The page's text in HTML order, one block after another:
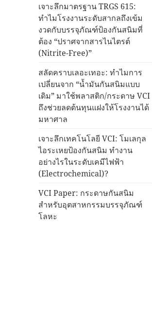
เจาะลึกมาตรฐาน TRGS 615:
ทำไมโรงงานระดับสากลถึงเข้ม
งวดกับบรรจุภัณฑ์ป้องกันสนิมที่
ต้อง “ปราศจากสารไนไตรต์
(Nitrite-Free)”
สลัดคราบเลอะเทอะ: ทำไมการ
เปลี่ยนจาก “น้ำมันกันสนิมแบบ
เดิม” มาใช้พลาสติก/กระดาษ VCI
ถึงช่วยลดต้นทุนแฝงให้โรงงานได้
มหาศาล
เจาะลึกเทคโนโลยี VCI: โมเลกุล
ไอระเหยป้องกันสนิม ทำงาน
อย่างไรในระดับเคมีไฟฟ้า
(Electrochemical)?
VCI Paper: กระดาษกันสนิม
สำหรับอุตสาหกรรมบรรจุภัณฑ์
โลหะ